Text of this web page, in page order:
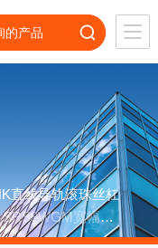
直线导轨滚珠丝杠
宽幅轨